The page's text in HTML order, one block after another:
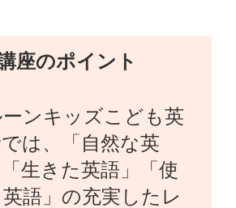
座のポイント
ンキッズこども英
は、「自然な英
生きた英語」「使
英語」の充実したレ